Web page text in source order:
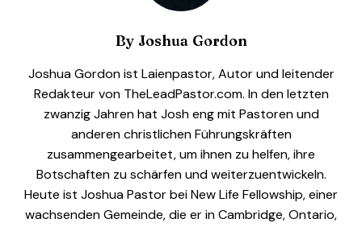
By Joshua Gordon
Joshua Gordon ist Laienpastor, Autor und leitender
Redakteur von TheLeadPastor.com. In den letzten
zwanzig Jahren hat Josh eng mit Pastoren und
anderen christlichen Führungskräften
zusammengearbeitet, um ihnen zu helfen, ihre
Botschaften zu schärfen und weiterzuentwickeln.
Heute ist Joshua Pastor bei New Life Fellowship, einer
wachsenden Gemeinde, die er in Cambridge, Ontario,